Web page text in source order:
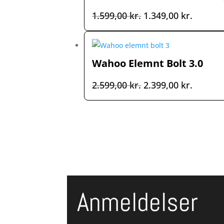
1.599,00kr. Den
oprindelige
pris
1.599,00 kr..
1.349,00 kr.
Wahoo Elemnt Bolt 3.0
2.599,00kr. Den
oprindelige
2.399,00 kr.
Anmeldelser